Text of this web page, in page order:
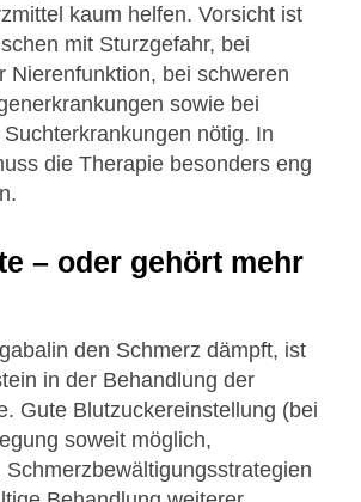
kaum helfen. Vorsicht ist
mit Sturzgefahr, bei
Nierenfunktion, bei schweren
sowie bei
nötig. In
die Therapie besonders eng
– oder gehört mehr
den Schmerz dämpft, ist
in der Behandlung der
Gute Blutzuckereinstellung (bei
soweit möglich,
Schmerzbewältigungsstrategien